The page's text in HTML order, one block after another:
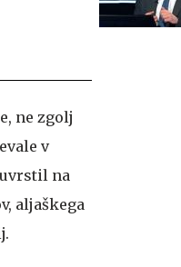
ne zgolj
v
na
aljaškega